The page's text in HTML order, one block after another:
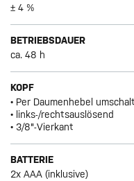
± 4 %
BETRIEBSDAUER
ca. 48 h
KOPF
• Per Daumenhebel
• links-/rechtsauslösend
• 3/8"-Vierkant
BATTERIE
2x AAA (inklusive)